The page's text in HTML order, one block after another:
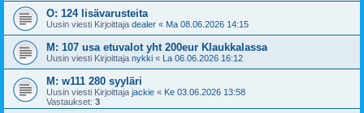
O: 124 lisävarusteita
Uusin viesti Kirjoittaja dealer « Ma 08.06.2026 14:15
M: 107 usa etuvalot yht 200eur Klaukkalassa
Uusin viesti Kirjoittaja nykki « La 06.06.2026 16:12
M: w111 280 syyläri
Uusin viesti Kirjoittaja jackie « Ke 03.06.2026 13:58
Vastaukset: 3